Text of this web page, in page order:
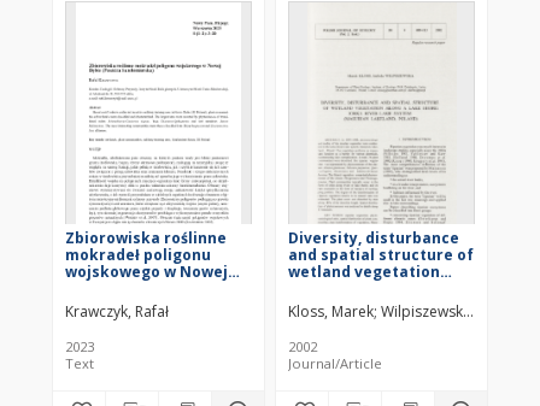
Zbiorowiska roślinne
mokradeł poligonu
wojskowego w Nowej
Sandomierska)
Krawczyk, Rafał
2023
Text
Diversity, disturbance
and spatial structure of
wetland vegetation
Jorka River-Lake
system (Masurian
Lakeland, Poland)
Kloss, Marek Wilpiszewska, Izabela
2002
Journal/Article